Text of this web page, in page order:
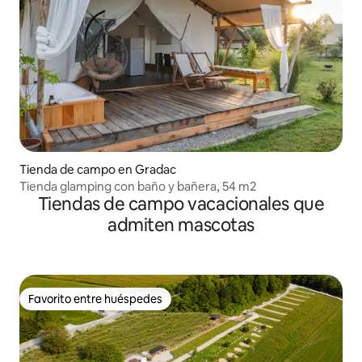
Tienda de campo en Gradac
Tienda glamping con baño y bañera, 54 m2
Tiendas de campo vacacionales que
admiten mascotas
Favorito entre huéspedes
Favorito entre huéspedes